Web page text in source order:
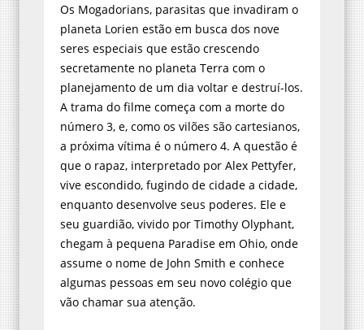
Os Mogadorians, parasitas que invadiram o
planeta Lorien estão em busca dos nove
seres especiais que estão crescendo
secretamente no planeta Terra com o
planejamento de um dia voltar e destruí-los.
A trama do filme começa com a morte do
número 3, e, como os vilões são cartesianos,
a próxima vítima é o número 4. A questão é
que o rapaz, interpretado por Alex Pettyfer,
vive escondido, fugindo de cidade a cidade,
enquanto desenvolve seus poderes. Ele e
seu guardião, vivido por Timothy Olyphant,
chegam à pequena Paradise em Ohio, onde
assume o nome de John Smith e conhece
algumas pessoas em seu novo colégio que
vão chamar sua atenção.